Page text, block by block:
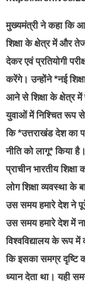
मुख्यमंत्री ने कहा कि
शिक्षा के क्षेत्र में और
देकर एवं प्रतियोगी
करेंगे। उन्होंने *नई
आने से शिक्षा के क्षेत्र
युवाओं में निश्चित रूप से
कि *उत्तराखंड देश का
नीति को लागू* किया
प्राचीन भारतीय
लोग शिक्षा व्यवस्था के
उस समय हमारे देश ने पूरे
उस समय हमारे देश में
विश्वविद्यालय के रूप
कि इसका समग्र दृष्टि
ध्यान देता था। यही